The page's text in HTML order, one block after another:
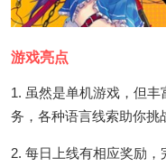
游戏亮点
1. 虽然是单机游戏，但
务，各种语言线索助你挑
2. 每日上线有相应奖励，